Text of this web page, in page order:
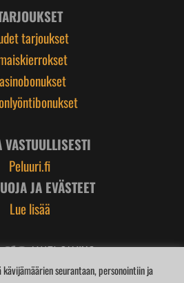
tarjoukset
VASTUULLISESTI
Peluuri.fi
JA EVÄSTEET
Lue lisää
seurantaan, personointiin ja